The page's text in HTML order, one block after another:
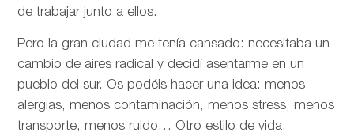
de trabajar junto a ellos.
Pero la gran ciudad me tenía cansado: necesitaba un
cambio de aires radical y decidí asentarme en un
pueblo del sur. Os podéis hacer una idea: menos
alergias, menos contaminación, menos stress, menos
transporte, menos ruido… Otro estilo de vida.